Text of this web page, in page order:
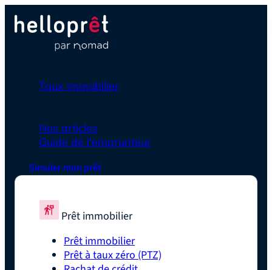
Taux immobilier
Nos articles
Guide de l'emprunteur
Simuler mon prêt
Prêt immobilier
Prêt immobilier
Prêt à taux zéro (PTZ)